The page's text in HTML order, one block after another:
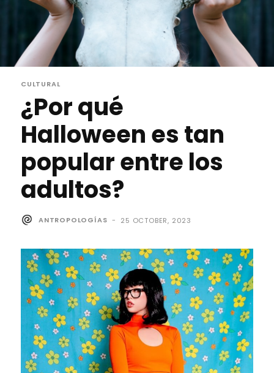
CULTURAL
¿Por qué
Halloween es tan
popular entre los
adultos?
ANTROPOLOGÍAS - 25 OCTOBER, 2023